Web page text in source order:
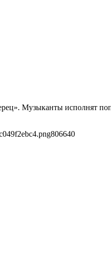
Музыканты исполнят
806640